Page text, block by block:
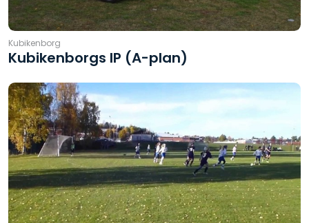
Kubikenborg
Kubikenborgs IP (A-plan)